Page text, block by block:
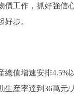
價工作，抓好強信
步。
增速安排4.5%
生産率達到36萬元